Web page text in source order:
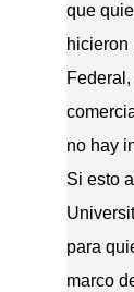
que
hicieron
no hay
Si esto
para
marco